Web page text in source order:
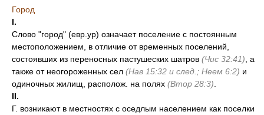
Город
I.
Слово "город" (евр.ур) означает поселение с постоянным
местоположением, в отличие от временных поселений,
состоявших из переносных пастушеских шатров (Чис 32:41) , а
также от неогороженных сел (Нав 15:32 и след.; Неем 6:2) и
одиночных жилищ, располож. на полях (Втор 28:3)
II.
Г. возникают в местностях с оседлым населением как поселки